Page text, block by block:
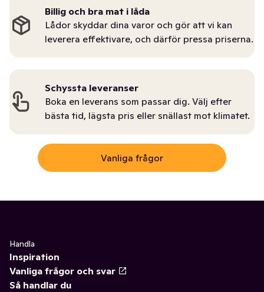
Billig och bra mat i låda
Lådor skyddar dina varor och gör att vi kan
leverera effektivare, och därför pressa priserna.
Schyssta leveranser
Boka en leverans som passar dig. Välj efter
bästa tid, lägsta pris eller snällast mot klimatet.
Vanliga frågor
Handla
Inspiration
Vanliga frågor och svar
Så handlar du